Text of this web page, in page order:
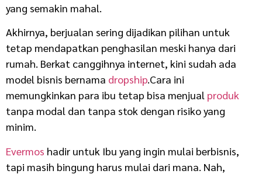
yang semakin mahal.
Akhirnya, berjualan sering dijadikan pilihan untuk
tetap mendapatkan penghasilan meski hanya dari
rumah. Berkat canggihnya internet, kini sudah ada
model bisnis bernama dropship.Cara ini
memungkinkan para ibu tetap bisa menjual produk
tanpa modal dan tanpa stok dengan risiko yang
minim.
Evermos hadir untuk Ibu yang ingin mulai berbisnis,
tapi masih bingung harus mulai dari mana. Nah,